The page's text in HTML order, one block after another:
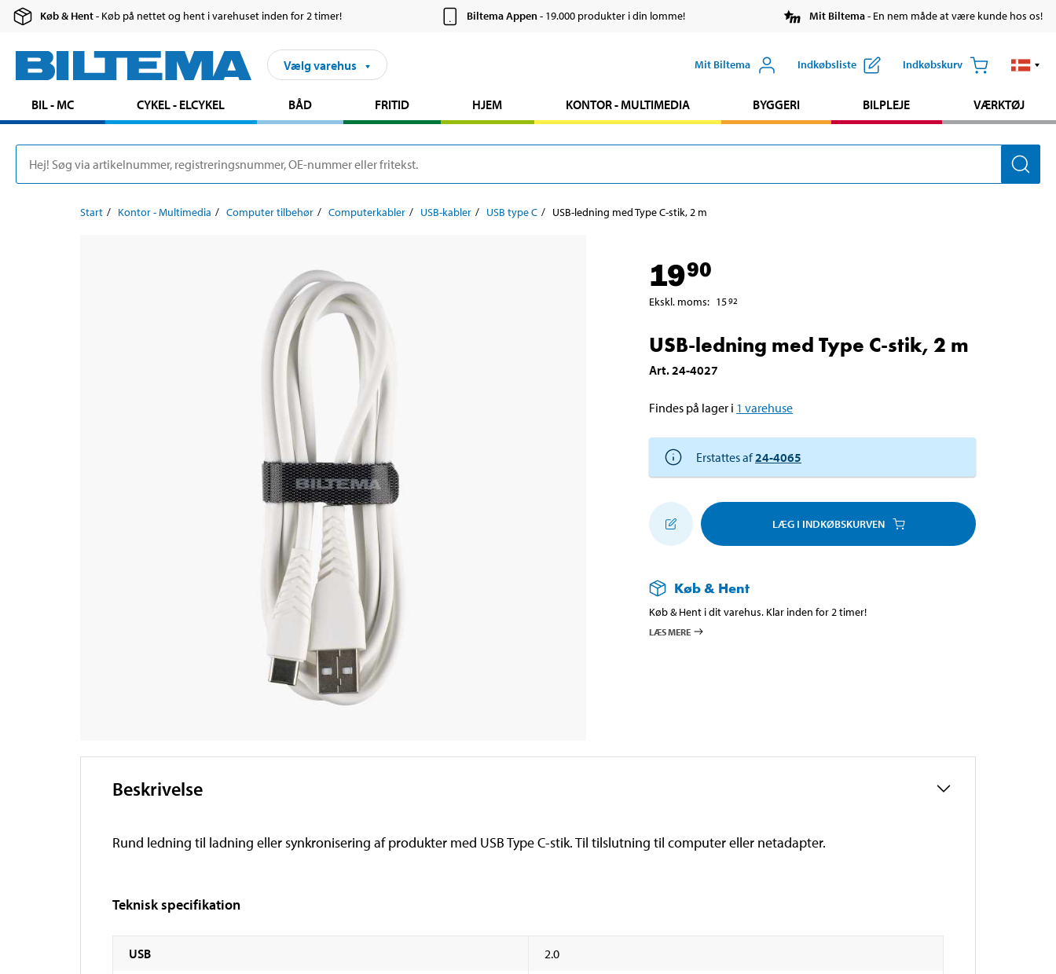
Køb & Hent- Køb på nettet og hent i varehuset inden for 2 timer! Biltema Appen- 19.000 produkter i din lomme! Mit Biltema- En nem måde at være kunde hos os!
Vælg varehus Mit Biltema Indkøbsliste Indkøbskurv
BIL - MC CYKEL - ELCYKEL BÅD FRITID HJEM KONTOR - MULTIMEDIA BYGGERI BILPLEJE VÆRKTØJ
Start Kontor - Multimedia Computer tilbehør Computerkabler USB-kabler USB type C USB-ledning med Type C-stik, 2 m
1990
Ekskl. moms: 1592
USB-ledning med Type C-stik, 2 m
Art.24-4027
Findes på lager i 1 varehuse
Erstattes af24-4065
LÆG I INDKØBSKURVEN
Køb & Hent
Køb & Hent i dit varehus. Klar inden for 2 timer!
LÆS MERE
Beskrivelse
Rund ledning til ladning eller synkronisering af produkter med USB Type C-stik. Til tilslutning til computer eller netadapter.
Teknisk specifikation
USB 2.0